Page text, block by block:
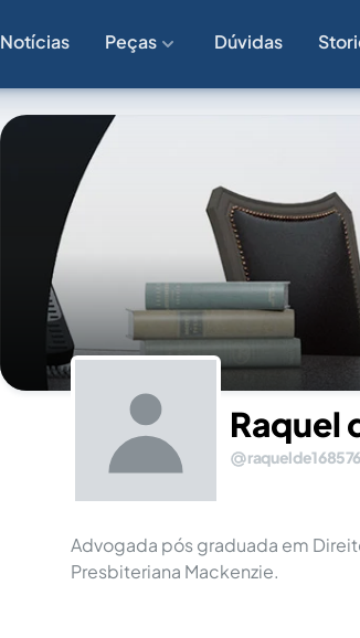
Notícias Peças Dúvidas
Raquel
Advogada pós graduada em
Presbiteriana Mackenzie.